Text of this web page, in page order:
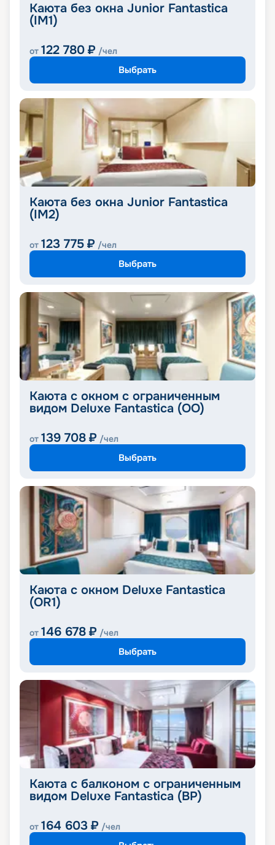
Каюта без окна Junior Fantastica
(IM1)
от 122 780 ₽ /чел
Выбрать
Каюта без окна Junior Fantastica
(IM2)
от 123 775 ₽ /чел
Выбрать
Каюта с окном с ограниченным
видом Deluxe Fantastica (OO)
от 139 708 ₽ /чел
Выбрать
Каюта с окном Deluxe Fantastica
(OR1)
от 146 678 ₽ /чел
Выбрать
Каюта с балконом с ограниченным
видом Deluxe Fantastica (BP)
от 164 603 ₽ /чел